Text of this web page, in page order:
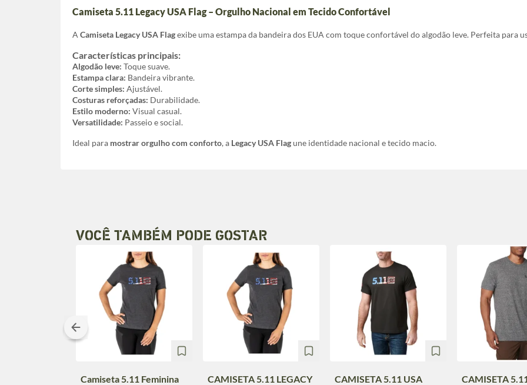
Camiseta 5.11 Legacy USA Flag – Orgulho Nacional em Tecido Confortável
A Camiseta Legacy USA Flagexibe uma estampa da bandeira dos EUA com toque confortável do algodão leve. Perfeita para
Características principais:
Algodão leve: Toque suave.
Estampa clara: Bandeira vibrante.
Corte simples: Ajustável.
Costuras reforçadas: Durabilidade.
Estilo moderno: Visual casual.
Versatilidade: Passeio e social.
Ideal para mostrar orgulho com conforto, a Legacy USA Flag une identidade nacional e tecido macio.
VOCÊ TAMBÉM PODE GOSTAR
Camiseta 5.11 Feminina
CAMISETA 5.11 LEGACY
CAMISETA 5.11 USA
CAMISETA